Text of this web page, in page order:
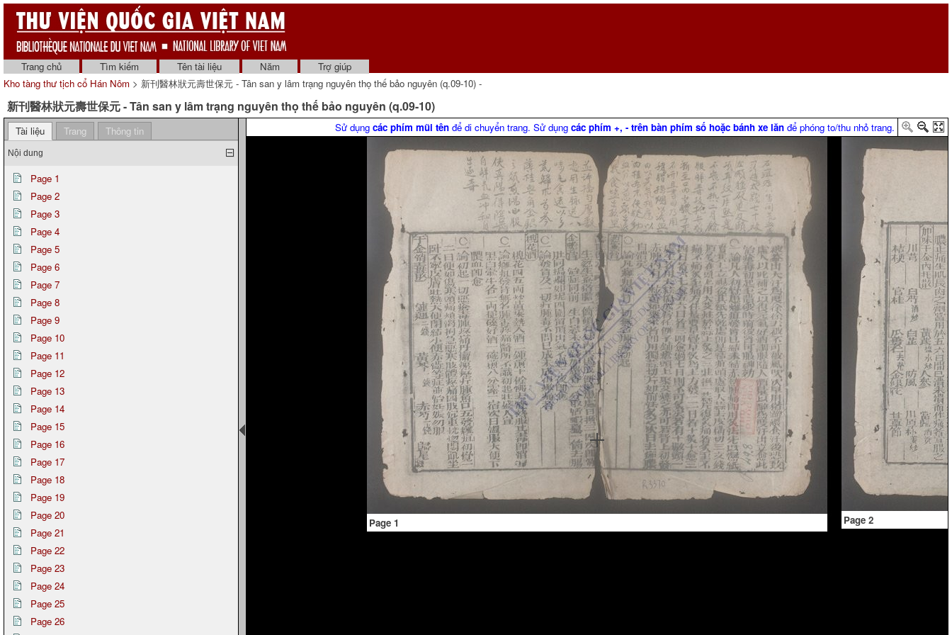
Trang chủ Tìm kiếm Tên tài liệu Năm
Trợ giúp
Kho tàng thư tịch cổ Hán Nôm > 新刊醫林狀元壽世保元 - Tân san y lâm trạng nguyên thọ thế bảo nguyên (q.09-10) -
新刊醫林狀元壽世保元 - Tân san y lâm trạng nguyên thọ thế bảo nguyên (q.09-10)
Tài liệu Trang Thông tin
Nội dung
Page 1
Page 2
Page 3
Page 4
Page 5
Page 6
Page 7
Page 8
Page 9
Page 10
Page 11
Page 12
Page 13
Page 14
Page 15
Page 16
Page 17
Page 18
Page 19
Page 20
Page 21
Page 22
Page 23
Page 24
Page 25
Page 26
Sử dụng các phím mũi tên để di chuyển trang. Sử dụng các phím +, - trên bàn phím số hoặc bánh xe lăn để phóng to/thu nhỏ trang.
Page 1 Page 2